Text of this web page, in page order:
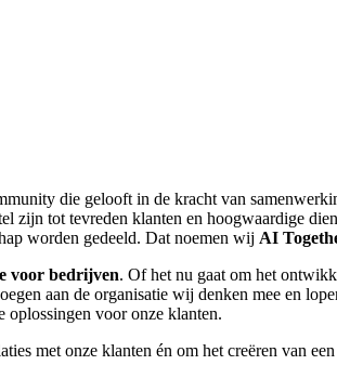
die gelooft in de kracht van
zijn tot tevreden klanten en hoogwaardige
worden gedeeld. Dat noemen wij AI
voor bedrijven. Of het nu gaat om het
aan de organisatie wij denken mee en
oplossingen voor onze klanten.
met onze klanten én om het creëren van